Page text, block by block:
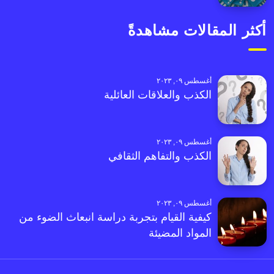
أكثر المقالات مشاهدةً
أغسطس ٠٩, ٢٠٢٣
الكذب والعلاقات العائلية
أغسطس ٠٩, ٢٠٢٣
الكذب والتفاهم الثقافي
أغسطس ٠٩, ٢٠٢٣
كيفية القيام بتجربة دراسة انبعاث الضوء من
المواد المضيئة